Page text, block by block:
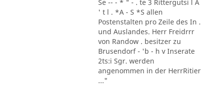
Se -- - * " - . te 3 Rittergutsi l A
' t l . *A - S *S allen
Postenstalten pro Zeile des In .
und Auslandes. Herr Freidrrr
von Randow . besitzer zu
Brusendorf - 'b - h v Inserate
2ts:i Sgr. werden
angenommen in der HerrRitier
..."